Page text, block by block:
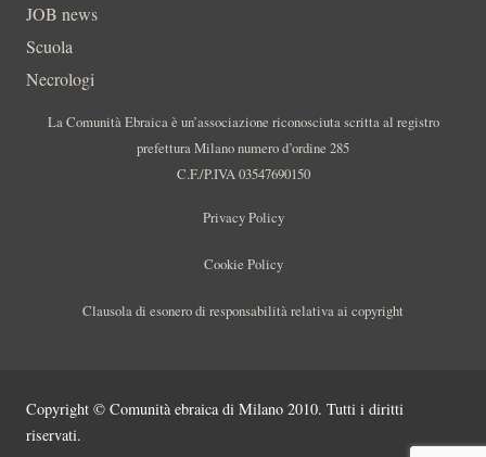
JOB news
Scuola
Necrologi
La Comunità Ebraica è un’associazione riconosciuta scritta al registro
prefettura Milano numero d’ordine 285
C.F./P.IVA 03547690150
Privacy Policy
Cookie Policy
Clausola di esonero di responsabilità relativa ai copyright
Copyright © Comunità ebraica di Milano 2010. Tutti i diritti
riservati.